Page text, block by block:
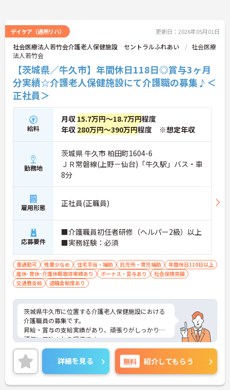
デイケア（通所リハ） 更新日：2026年05月01日
社会医療法人若竹会介護老人保健施設 セントラルふれあい
社会医療
法人若竹会
【茨城県／牛久市】年間休日118日◎賞与3ヶ月
分実績☆介護老人保健施設にて介護職の募集♪＜
正社員＞
給料
月収 15.7万円～18.7万円程度
年収 280万円～390万円程度 ※想定年収
勤務地
茨城県 牛久市 柏田町1604-6
ＪＲ常磐線(上野－仙台)「牛久駅」バス・車
8分
雇用形態 正社員(正職員)
応募要件
■介護職員初任者研修（ヘルパー2級）以上
■実務経験：必須
車通勤可 残業少なめ 住宅手当・補助 託児所・育児補助
年間休日110日以上
産休･育休･介護休暇取得実績あり
ボーナス・賞与あり
社会保険完備
交通費支給
退職金制度あり
茨城県牛久市に位置する介護老人保健施設における
介護職員の募集です。
昇給・賞与の支給実績があり、頑張りがしっかりと
評価に反映される環境です。
年間休日118日もあり、プライベートを大切にしな
がらご勤務いただけます。
ご興味のある方には、面接対策ポイントなど、さら
に詳細をご案内しますのでお気軽にご相談くださ
い！
詳細を見る 無料 紹介してもらう